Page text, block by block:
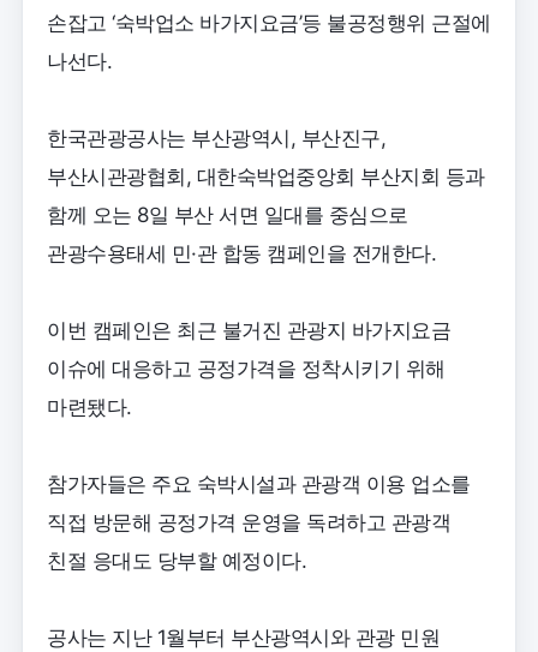
손잡고 ‘숙박업소 바가지요금’등 불공정행위 근절에
나선다.
한국관광공사는 부산광역시, 부산진구,
부산시관광협회, 대한숙박업중앙회 부산지회 등과
함께 오는 8일 부산 서면 일대를 중심으로
관광수용태세 민·관 합동 캠페인을 전개한다.
이번 캠페인은 최근 불거진 관광지 바가지요금
이슈에 대응하고 공정가격을 정착시키기 위해
마련됐다.
참가자들은 주요 숙박시설과 관광객 이용 업소를
직접 방문해 공정가격 운영을 독려하고 관광객
친절 응대도 당부할 예정이다.
공사는 지난 1월부터 부산광역시와 관광 민원